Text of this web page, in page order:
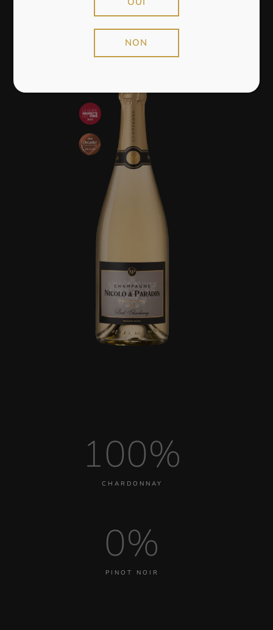
100%
CHARDONNAY
0%
PINOT NOIR
NON